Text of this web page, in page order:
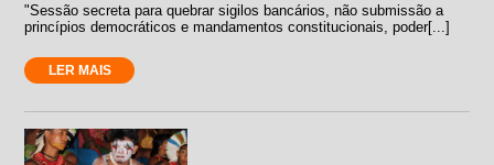
"Sessão secreta para quebrar sigilos bancários, não submissão a
princípios democráticos e mandamentos constitucionais, poder[...]
LER MAIS